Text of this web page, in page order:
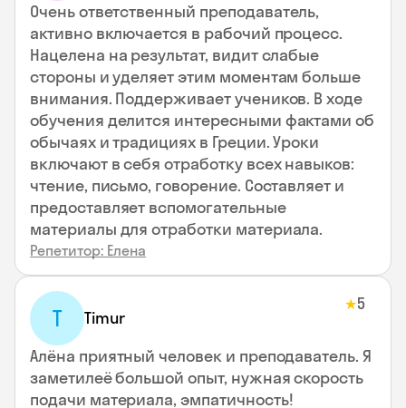
Очень ответственный преподаватель,
активно включается в рабочий процесс.
Нацелена на результат, видит слабые
стороны и уделяет этим моментам больше
внимания. Поддерживает учеников. В ходе
обучения делится интересными фактами об
обычаях и традициях в Греции. Уроки
включают в себя отработку всех навыков:
чтение, письмо, говорение. Составляет и
предоставляет вспомогательные
материалы для отработки материала.
Репетитор: Елена
T Timur
★5
Алёна приятный человек и преподаватель. Я
заметилеё большой опыт, нужная скорость
подачи материала, эмпатичность!